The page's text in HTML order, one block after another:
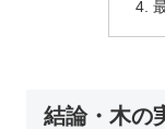
結論・木の